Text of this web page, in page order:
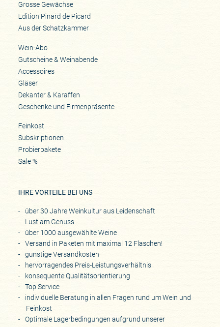
Grosse Gewächse
Edition Pinard de Picard
Aus der Schatzkammer
Wein-Abo
Gutscheine & Weinabende
Accessoires
Gläser
Dekanter & Karaffen
Geschenke und Firmenpräsente
Feinkost
Subskriptionen
Probierpakete
Sale %
IHRE VORTEILE BEI UNS
über 30 Jahre Weinkultur aus Leidenschaft
Lust am Genuss
über 1000 ausgewählte Weine
Versand in Paketen mit maximal 12 Flaschen!
günstige Versandkosten
hervorragendes Preis-Leistungsverhältnis
konsequente Qualitätsorientierung
Top Service
individuelle Beratung in allen Fragen rund um Wein und
Feinkost
Optimale Lagerbedingungen aufgrund unserer